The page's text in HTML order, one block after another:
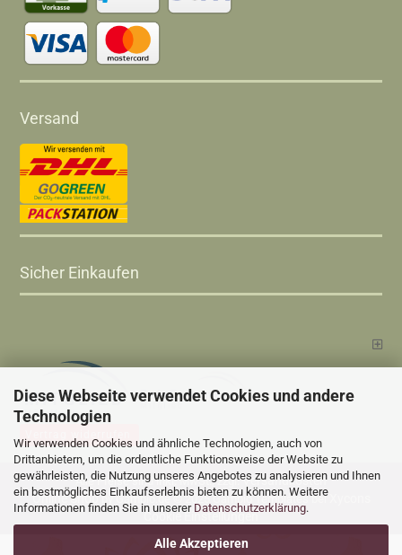
Diese Webseite verwendet Cookies und andere
Technologien
Wir verwenden Cookies und ähnliche Technologien, auch von
Drittanbietern, um die ordentliche Funktionsweise der Website zu
gewährleisten, die Nutzung unseres Angebotes zu analysieren und Ihnen
ein bestmögliches Einkaufserlebnis bieten zu können. Weitere
Informationen finden Sie in unserer Datenschutzerklärung.
Alle Akzeptieren
Versand
Sicher Einkaufen
Alle Preise sind inkl. MwSt., zzgl.Versandkosten
Online Shopby Gambio.de © 2025 Gambio Templates bei
Cookie Einstellungen